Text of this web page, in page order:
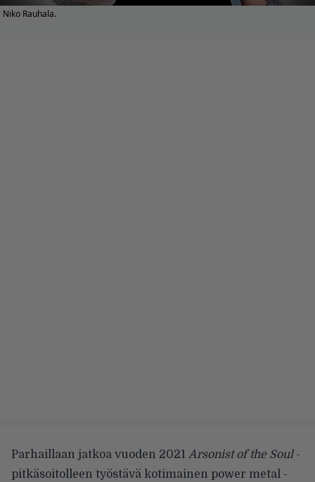
Niko Rauhala.
Parhaillaan jatkoa vuoden 2021 Arsonist of the Soul-
pitkäsoitolleen työstävä kotimainen power metal -